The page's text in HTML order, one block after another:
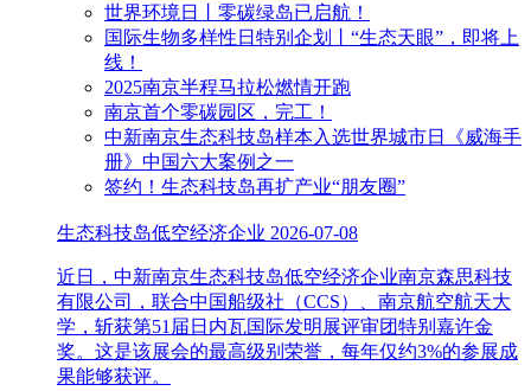
世界环境日丨零碳绿岛已启航！
国际生物多样性日特别企划丨“生态天眼”，即将上
线！
2025南京半程马拉松燃情开跑
南京首个零碳园区，完工！
中新南京生态科技岛样本入选世界城市日《威海手
册》中国六大案例之一
签约！生态科技岛再扩产业“朋友圈”
生态科技岛低空经济企业 2026-07-08
近日，中新南京生态科技岛低空经济企业南京森思科技
有限公司，联合中国船级社（CCS）、南京航空航天大
学，斩获第51届日内瓦国际发明展评审团特别嘉许金
奖。这是该展会的最高级别荣誉，每年仅约3%的参展成
果能够获评。